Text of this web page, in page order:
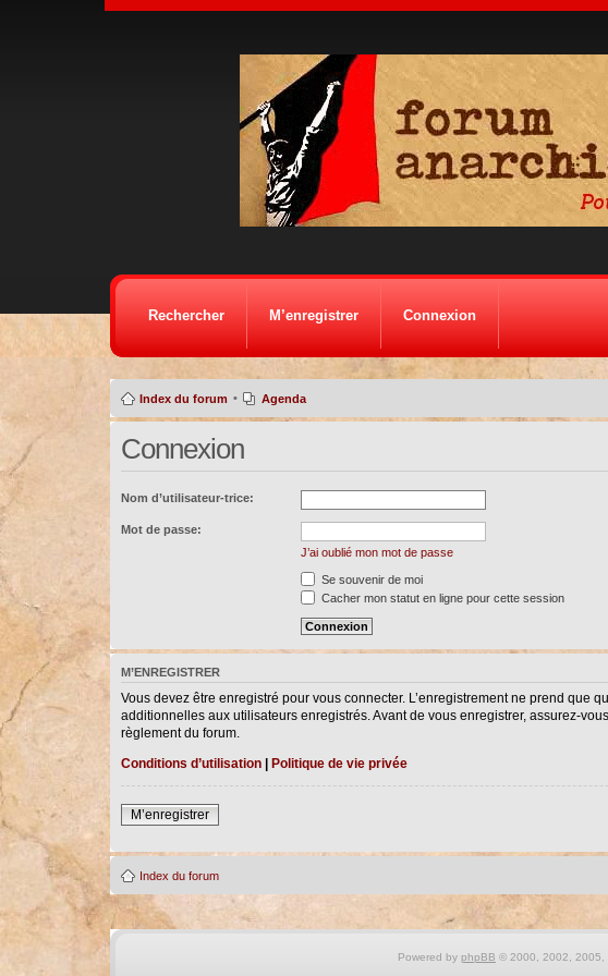
Rechercher M’enregistrer Connexion
Index du forum • Agenda
Connexion
Nom d’utilisateur-trice:
Mot de passe:
J’ai oublié mon mot de passe
Se souvenir de moi
Cacher mon statut en ligne pour cette session
M’ENREGISTRER
Vous devez être enregistré pour vous connecter. L’enregistrement ne prend que
additionnelles aux utilisateurs enregistrés. Avant de vous enregistrer, assurez-
règlement du forum.
Conditions d’utilisation| Politique de vie privée
M’enregistrer
Index du forum
Powered by phpBB © 2000, 2002, 2005,